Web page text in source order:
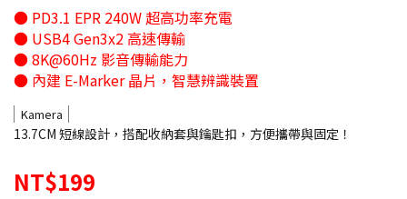
● PD3.1 EPR 240W 超高功率充電
● USB4 Gen3x2 高速傳輸
● 8K@60Hz 影音傳輸能力
● 內建 E-Marker 晶片，智慧辨識裝置
Kamera
13.7CM 短線設計，搭配收納套與鑰匙扣，方便攜帶與固定！
NT$199